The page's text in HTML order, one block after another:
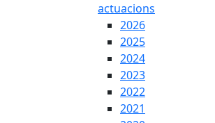
actuacions
2026
2025
2024
2023
2022
2021